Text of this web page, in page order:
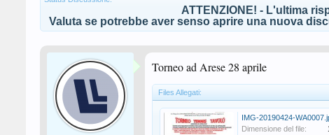
ATTENZIONE! - L'ultima
Valuta se potrebbe aver senso aprire una nuova
Torneo ad Arese 28 aprile
Files Allegati:
IMG-20190424-
Dimensione del file: